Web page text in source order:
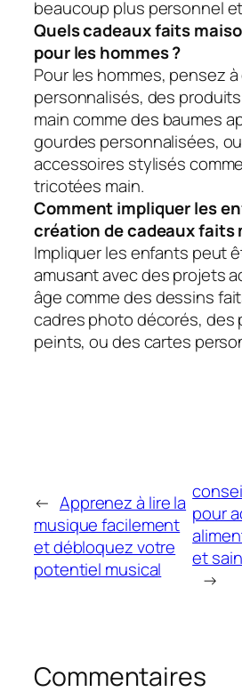
beaucoup plus personnel
Quels cadeaux faits
pour les hommes ?
Pour les hommes, pensez
personnalisés, des
main comme des baumes
gourdes personnalisées,
accessoires stylisés
tricotées main.
Comment impliquer les
création de cadeaux faits
Impliquer les enfants peut
amusant avec des projets
âge comme des dessins
cadres photo décorés, des
peints, ou des cartes
← Apprenez à lire la
musique facilement
et débloquez votre
potentiel musical
pour
et
→
Commentaires